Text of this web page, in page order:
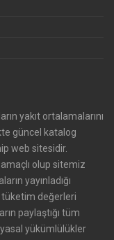
yakıt ortalamalarını
güncel katalog
web sitesidir.
olup sitemiz
yayınladığı
tüketim değerleri
paylaştığı tüm
yükümlülükler